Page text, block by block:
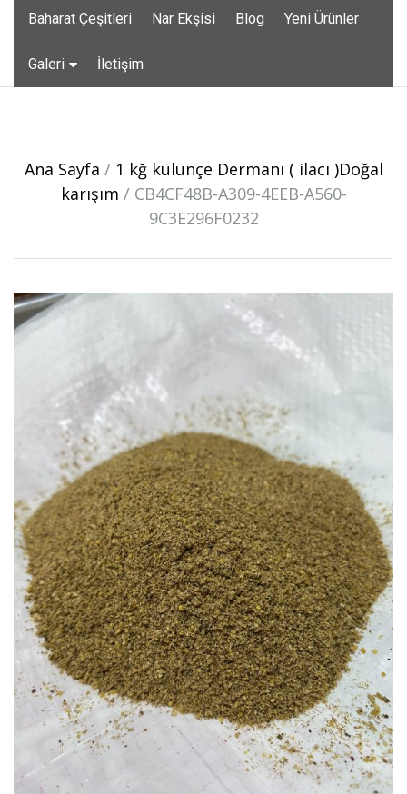
Baharat Çeşitleri Nar Ekşisi Blog Yeni Ürünler
Galeri İletişim
navigation
Ana Sayfa / 1 kğ külünçe Dermanı ( ilacı )Doğal
karışım / CB4CF48B-A309-4EEB-A560-
9C3E296F0232